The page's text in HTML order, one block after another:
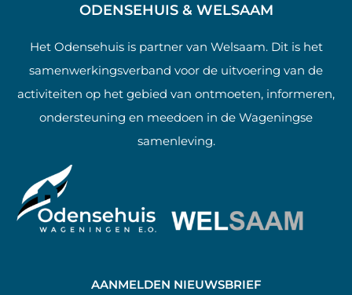
ODENSEHUIS & WELSAAM
Het Odensehuis is partner van Welsaam. Dit is het
samenwerkingsverband voor de uitvoering van de
activiteiten op het gebied van ontmoeten, informeren,
ondersteuning en meedoen in de Wageningse
samenleving.
AANMELDEN NIEUWSBRIEF